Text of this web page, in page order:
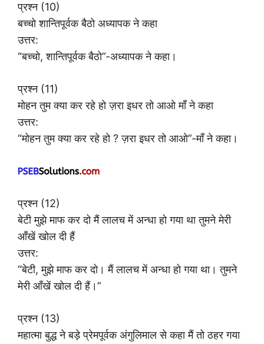
प्रश्न (10)
बच्चो शान्तिपूर्वक बैठो अध्यापक ने कहा
उत्तर:
“बच्चो, शान्तिपूर्वक बैठो”-अध्यापक ने कहा।
प्रश्न (11)
मोहन तुम क्या कर रहे हो ज़रा इधर तो आओ माँ ने कहा
उत्तर:
“मोहन तुम क्या कर रहे हो ? ज़रा इधर तो आओ”-माँ ने कहा।
प्रश्न (12)
बेटी मुझे माफ कर दो मैं लालच में अन्धा हो गया था तुमने मेरी
आँखें खोल दी हैं
उत्तर:
“बेटी, मुझे माफ कर दो। मैं लालच में अन्धा हो गया था। तुमने
मेरी आँखें खोल दी हैं।”
प्रश्न (13)
महात्मा बुद्ध ने बड़े प्रेमपूर्वक अंगुलिमाल से कहा मैं तो ठहर गया